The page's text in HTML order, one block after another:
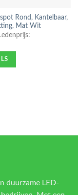
Rond, Kantelbaar,
Mat Wit
duurzame LED-